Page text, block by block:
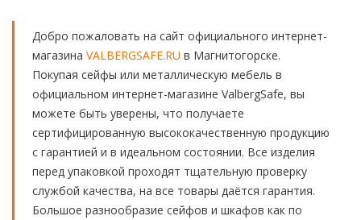
Добро пожаловать на сайт официального интернет-
магазина VALBERGSAFE.RU в Магнитогорске.
Покупая сейфы или металлическую мебель в
официальном интернет-магазине ValbergSafe, вы
можете быть уверены, что получаете
сертифицированную высококачественную продукцию
с гарантией и в идеальном состоянии. Все изделия
перед упаковкой проходят тщательную проверку
службой качества, на все товары даётся гарантия.
Большое разнообразие сейфов и шкафов как по